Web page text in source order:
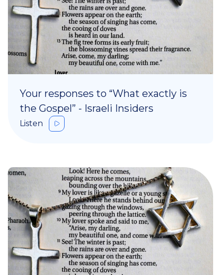
Your responses to “What exactly is
the Gospel” - Israeli Insiders
Listen